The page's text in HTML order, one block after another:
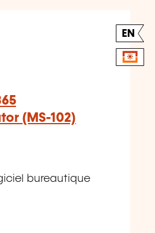
EN
(MS-102)
bureautique